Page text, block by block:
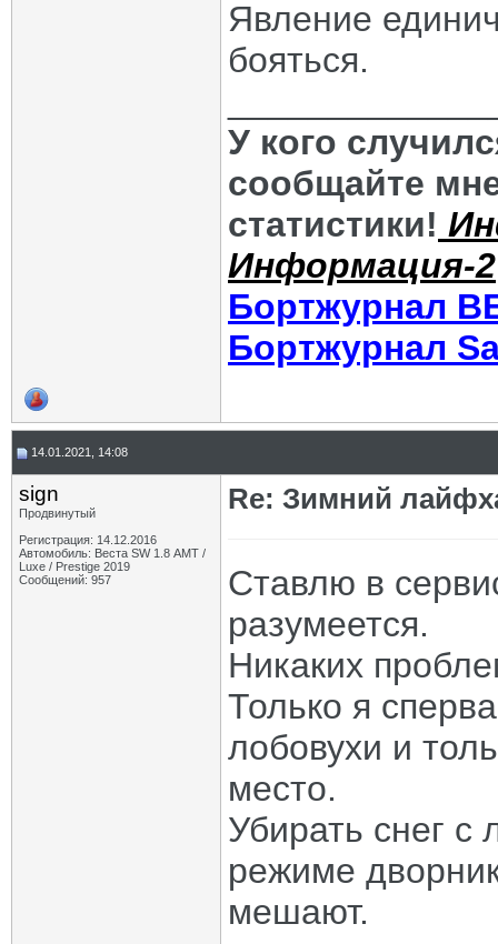
Явление
бояться.
У кого
сообщайте
статистики!
Информация-2
Бортжурнал
Бортжурнал
14.01.2021, 14:08
sign
Продвинутый
Регистрация: 14.12.2016
Автомобиль: Веста SW 1.8 АМТ /
Luxe / Prestige 2019
Сообщений: 957
Re: Зимний
Ставлю в
разумеется.
Никаких
Только я
лобовухи и
место.
Убирать снег с
режиме
мешают.